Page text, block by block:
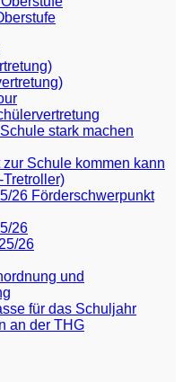
stark machen
Schule kommen kann
26 Förderschwerpunkt
26
26
und
für das Schuljahr
an der THG